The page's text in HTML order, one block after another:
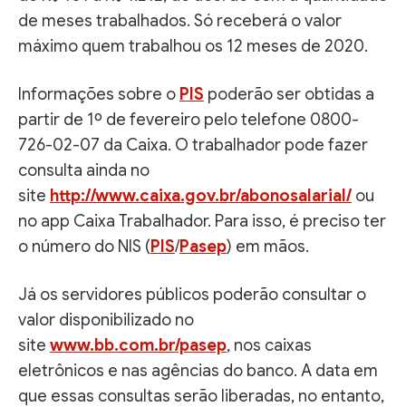
de meses trabalhados. Só receberá o valor
máximo quem trabalhou os 12 meses de 2020.
Informações sobre o PIS poderão ser obtidas a
partir de 1º de fevereiro pelo telefone 0800-
726-02-07 da Caixa. O trabalhador pode fazer
consulta ainda no
site http://www.caixa.gov.br/abonosalarial/ ou
no app Caixa Trabalhador. Para isso, é preciso ter
o número do NIS (PIS/Pasep) em mãos.
Já os servidores públicos poderão consultar o
valor disponibilizado no
site www.bb.com.br/pasep, nos caixas
eletrônicos e nas agências do banco. A data em
que essas consultas serão liberadas, no entanto,